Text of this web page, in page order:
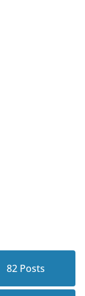
82Posts